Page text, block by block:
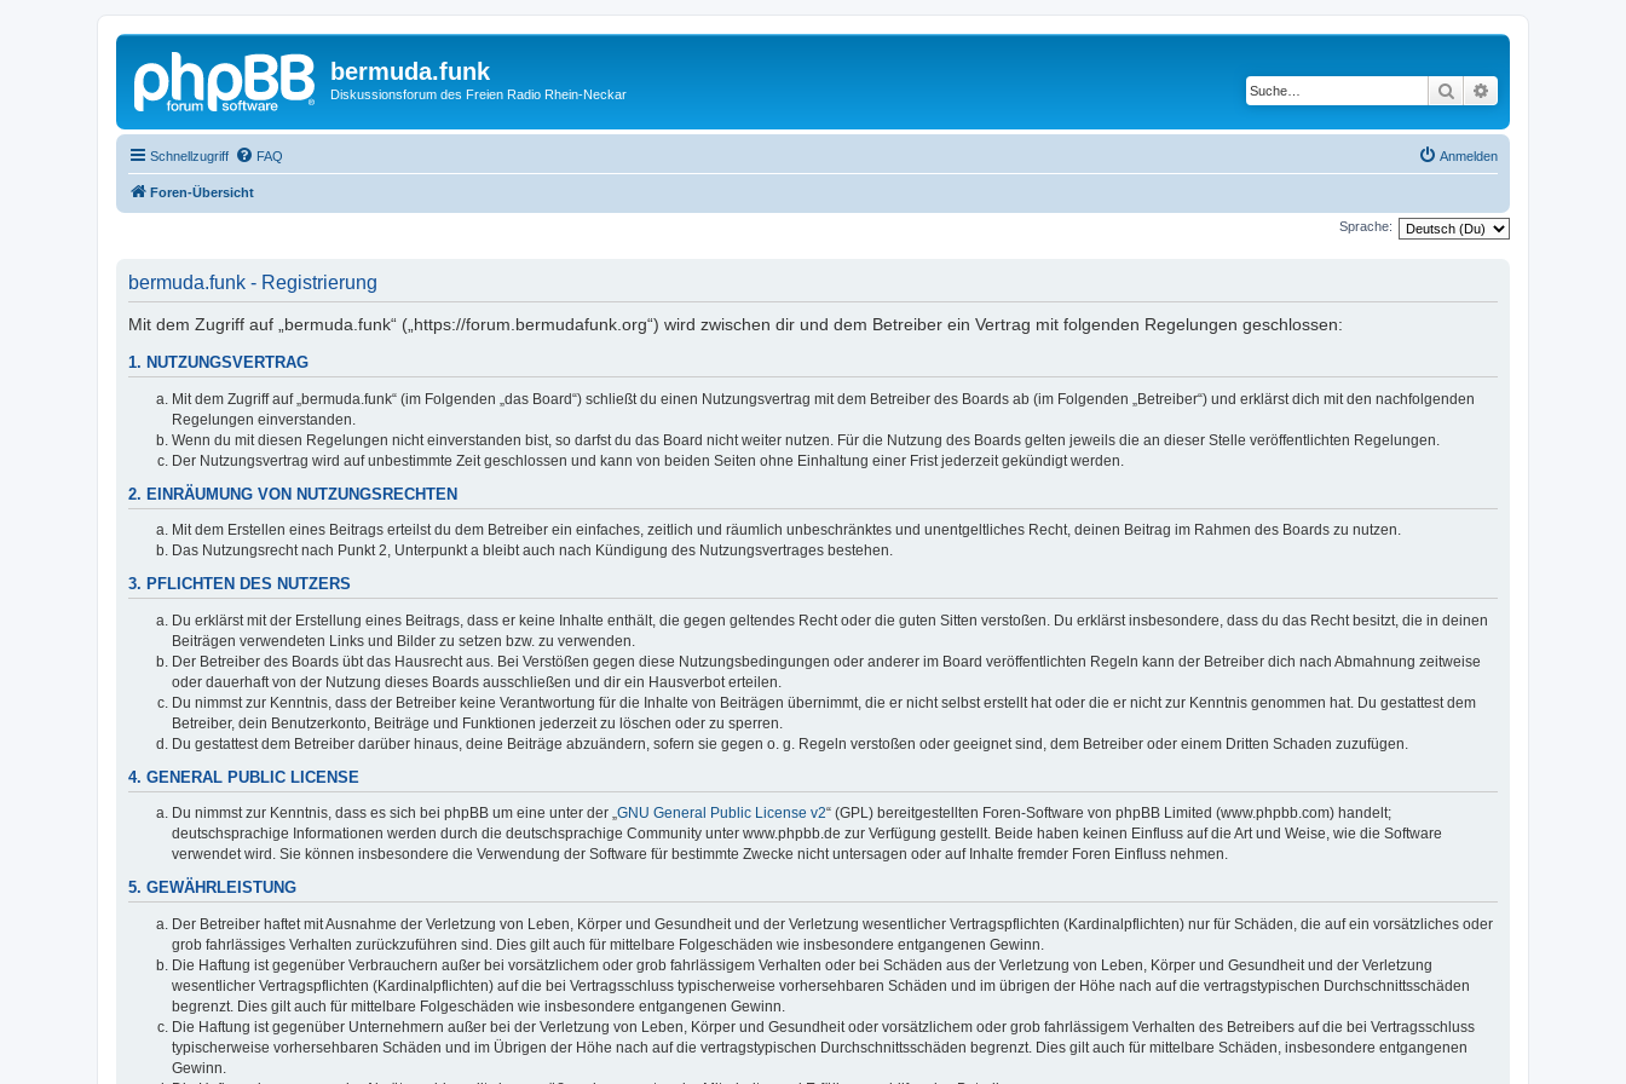
bermuda.funk
Diskussionsforum des Freien Radio Rhein-Neckar Suche
Schnellzugriff FAQ Anmelden
Foren-Übersicht
Sprache:
bermuda.funk - Registrierung
Mit dem Zugriff auf „bermuda.funk“ („https://forum.bermudafunk.org“) wird zwischen dir und dem Betreiber ein Vertrag mit folgenden Regelungen geschlossen:
1. NUTZUNGSVERTRAG
Mit dem Zugriff auf „bermuda.funk“ (im Folgenden „das Board“) schließt du einen Nutzungsvertrag mit dem Betreiber des Boards ab (im Folgenden „Betreiber“) und erklärst dich mit den nachfolgenden
Regelungen einverstanden.
Wenn du mit diesen Regelungen nicht einverstanden bist, so darfst du das Board nicht weiter nutzen. Für die Nutzung des Boards gelten jeweils die an dieser Stelle veröffentlichten Regelungen.
Der Nutzungsvertrag wird auf unbestimmte Zeit geschlossen und kann von beiden Seiten ohne Einhaltung einer Frist jederzeit gekündigt werden.
2. EINRÄUMUNG VON NUTZUNGSRECHTEN
Mit dem Erstellen eines Beitrags erteilst du dem Betreiber ein einfaches, zeitlich und räumlich unbeschränktes und unentgeltliches Recht, deinen Beitrag im Rahmen des Boards zu nutzen.
Das Nutzungsrecht nach Punkt 2, Unterpunkt a bleibt auch nach Kündigung des Nutzungsvertrages bestehen.
3. PFLICHTEN DES NUTZERS
Du erklärst mit der Erstellung eines Beitrags, dass er keine Inhalte enthält, die gegen geltendes Recht oder die guten Sitten verstoßen. Du erklärst insbesondere, dass du das Recht besitzt, die in deinen
Beiträgen verwendeten Links und Bilder zu setzen bzw. zu verwenden.
Der Betreiber des Boards übt das Hausrecht aus. Bei Verstößen gegen diese Nutzungsbedingungen oder anderer im Board veröffentlichten Regeln kann der Betreiber dich nach Abmahnung zeitweise
oder dauerhaft von der Nutzung dieses Boards ausschließen und dir ein Hausverbot erteilen.
Du nimmst zur Kenntnis, dass der Betreiber keine Verantwortung für die Inhalte von Beiträgen übernimmt, die er nicht selbst erstellt hat oder die er nicht zur Kenntnis genommen hat. Du gestattest dem
Betreiber, dein Benutzerkonto, Beiträge und Funktionen jederzeit zu löschen oder zu sperren.
Du gestattest dem Betreiber darüber hinaus, deine Beiträge abzuändern, sofern sie gegen o. g. Regeln verstoßen oder geeignet sind, dem Betreiber oder einem Dritten Schaden zuzufügen.
4. GENERAL PUBLIC LICENSE
Du nimmst zur Kenntnis, dass es sich bei phpBB um eine unter der „GNU General Public License v2“ (GPL) bereitgestellten Foren-Software von phpBB Limited (www.phpbb.com) handelt;
deutschsprachige Informationen werden durch die deutschsprachige Community unter www.phpbb.de zur Verfügung gestellt. Beide haben keinen Einfluss auf die Art und Weise, wie die Software
verwendet wird. Sie können insbesondere die Verwendung der Software für bestimmte Zwecke nicht untersagen oder auf Inhalte fremder Foren Einfluss nehmen.
5. GEWÄHRLEISTUNG
Der Betreiber haftet mit Ausnahme der Verletzung von Leben, Körper und Gesundheit und der Verletzung wesentlicher Vertragspflichten (Kardinalpflichten) nur für Schäden, die auf ein vorsätzliches oder
grob fahrlässiges Verhalten zurückzuführen sind. Dies gilt auch für mittelbare Folgeschäden wie insbesondere entgangenen Gewinn.
Die Haftung ist gegenüber Verbrauchern außer bei vorsätzlichem oder grob fahrlässigem Verhalten oder bei Schäden aus der Verletzung von Leben, Körper und Gesundheit und der Verletzung
wesentlicher Vertragspflichten (Kardinalpflichten) auf die bei Vertragsschluss typischerweise vorhersehbaren Schäden und im übrigen der Höhe nach auf die vertragstypischen Durchschnittsschäden
begrenzt. Dies gilt auch für mittelbare Folgeschäden wie insbesondere entgangenen Gewinn.
Die Haftung ist gegenüber Unternehmern außer bei der Verletzung von Leben, Körper und Gesundheit oder vorsätzlichem oder grob fahrlässigem Verhalten des Betreibers auf die bei Vertragsschluss
typischerweise vorhersehbaren Schäden und im Übrigen der Höhe nach auf die vertragstypischen Durchschnittsschäden begrenzt. Dies gilt auch für mittelbare Schäden, insbesondere entgangenen
Gewinn.